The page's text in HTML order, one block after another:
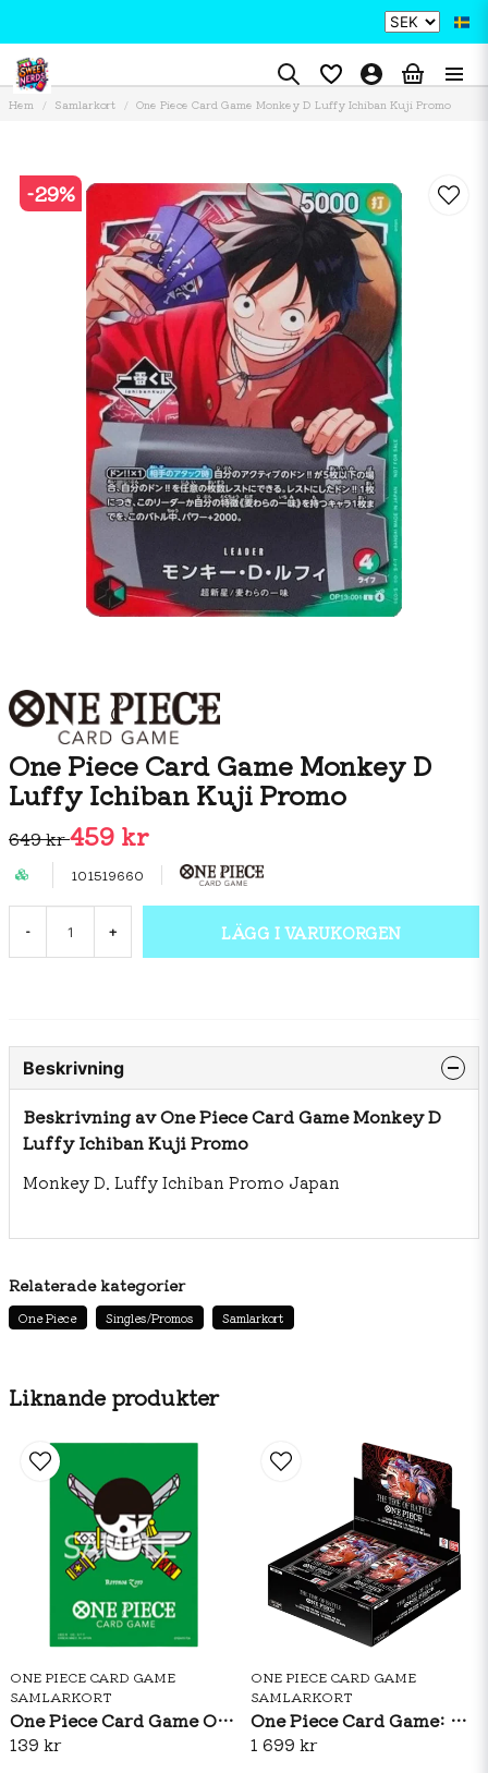
Hem Samlarkort One Piece Card Game Monkey D Luffy Ichiban Kuji Promo
-29%
One Piece Card Game Monkey D
Luffy Ichiban Kuji Promo
649 kr459 kr
101519660
- + LÄGG I VARUKORGEN
Liknande produkter
ONE PIECE CARD GAME
SAMLARKORT
One Piece Card Game Official Sleeves: Premium Matte Roronoa Zoro
139 kr
ONE PIECE CARD GAME
SAMLARKORT
One Piece Card Game: OP16 The Time Of Battle Booster Box (ENG)
1 699 kr
Beskrivning
Beskrivning av One Piece Card Game Monkey D
Luffy Ichiban Kuji Promo
Monkey D. Luffy Ichiban Promo Japan
Relaterade kategorier
One Piece Singles/Promos Samlarkort